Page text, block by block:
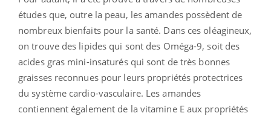
études que, outre la peau, les amandes possèdent de
nombreux bienfaits pour la santé. Dans ces oléagineux,
on trouve des lipides qui sont des Oméga-9, soit des
acides gras mini-insaturés qui sont de très bonnes
graisses reconnues pour leurs propriétés protectrices
du système cardio-vasculaire. Les amandes
contiennent également de la vitamine E aux propriétés